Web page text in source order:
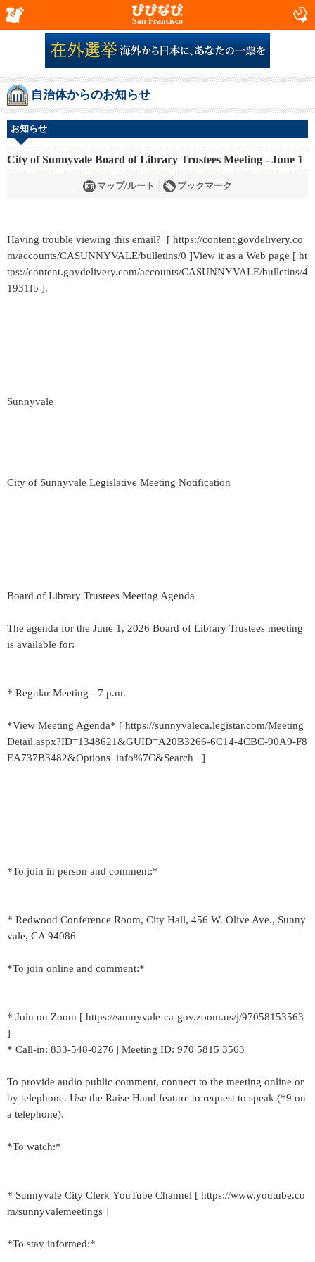
San Francisco
自治体からのお知らせ
お知らせ
City of Sunnyvale Board of Library Trustees Meeting - June 1
マップ/ルート ブックマーク
Having trouble viewing this email? [ https://content.govdelivery.co
m/accounts/CASUNNYVALE/bulletins/0 ]View it as a Web page [ ht
tps://content.govdelivery.com/accounts/CASUNNYVALE/bulletins/4
1931fb ].
Sunnyvale
City of Sunnyvale Legislative Meeting Notification
Board of Library Trustees Meeting Agenda
The agenda for the June 1, 2026 Board of Library Trustees meeting
is available for:
* Regular Meeting - 7 p.m.
*View Meeting Agenda* [ https://sunnyvaleca.legistar.com/Meeting
Detail.aspx?ID=1348621&GUID=A20B3266-6C14-4CBC-90A9-F8
EA737B3482&Options=info%7C&Search= ]
*To join in person and comment:*
* Redwood Conference Room, City Hall, 456 W. Olive Ave., Sunny
vale, CA 94086
*To join online and comment:*
* Join on Zoom [ https://sunnyvale-ca-gov.zoom.us/j/97058153563
]
* Call-in: 833-548-0276 | Meeting ID: 970 5815 3563
To provide audio public comment, connect to the meeting online or
by telephone. Use the Raise Hand feature to request to speak (*9 on
a telephone).
*To watch:*
* Sunnyvale City Clerk YouTube Channel [ https://www.youtube.co
m/sunnyvalemeetings ]
*To stay informed:*